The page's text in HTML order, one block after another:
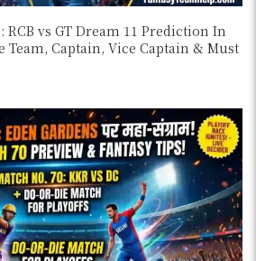
RCB vs GT Dream 11 Prediction In
Team, Captain, Vice Captain & Must